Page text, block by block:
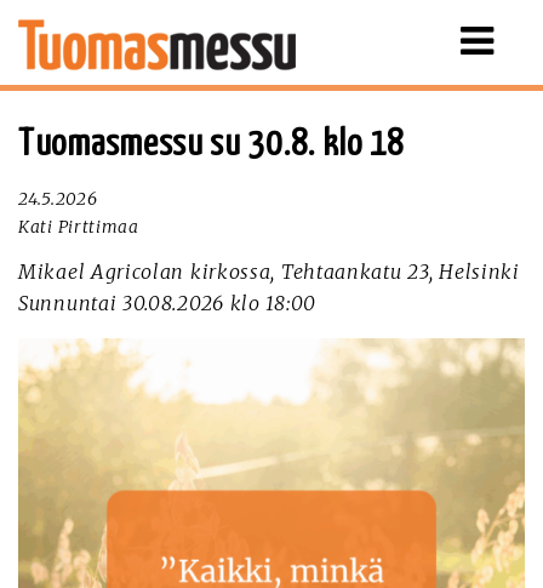
Näytä
Tuomasmessu su 30.8. klo 18
24.5.2026
Kati Pirttimaa
Mikael Agricolan kirkossa, Tehtaankatu 23, Helsinki
Sunnuntai 30.08.2026 klo 18:00